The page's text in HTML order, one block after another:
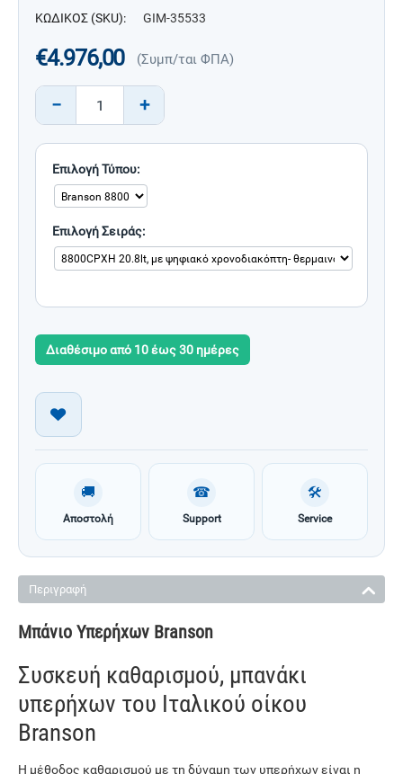
ΚΩΔΙΚΟΣ (SKU): GIM-35533
€4.976,00 (Συμπ/ται ΦΠΑ)
+
−
Επιλογή Τύπου:
Επιλογή Σειράς:
Διαθέσιμο από 10 έως 30 ημέρες
🚚
Αποστολή
☎
Support
🛠
Service
Περιγραφή
Μπάνιο Υπερήχων Branson
Συσκευή καθαρισμού, μπανάκι
υπερήχων του Ιταλικού οίκου
Branson
Η μέθοδος καθαρισμού με τη δύναμη των υπερήχων είναι η